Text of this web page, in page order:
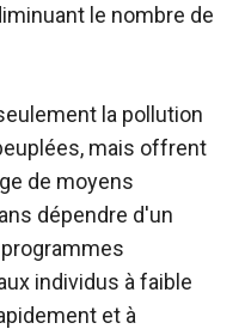
le nombre de
la pollution
mais offrent
de moyens
dépendre d'un
individus à faible
et à